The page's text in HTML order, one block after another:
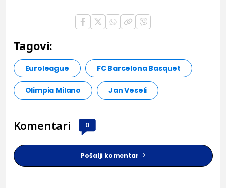
Tagovi:
Euroleague FC Barcelona Basquet
Olimpia Milano Jan Veseli
Komentari 0
Pošalji komentar